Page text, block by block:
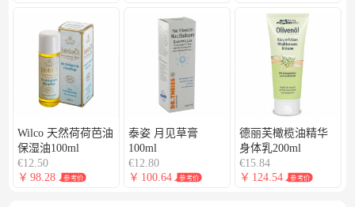
Wilco 天然荷荷芭油
保湿油100ml
€12.50
￥ 98.28 参考价
泰姿 月见草膏
100ml
€12.80
￥ 100.64 参考价
德丽芙橄榄油精华
身体乳200ml
€15.84
￥ 124.54 参考价